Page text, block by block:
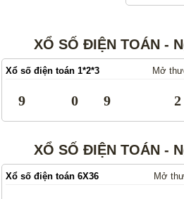
XỔ SỐ ĐIỆN TOÁN -
Xổ số điện toán 1*2*3 Mở
9 0 9 2
XỔ SỐ ĐIỆN TOÁN -
Xổ số điện toán 6X36 Mở